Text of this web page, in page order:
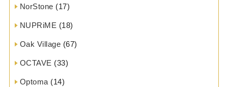
NorStone (17)
NUPRiME (18)
Oak Village (67)
OCTAVE (33)
Optoma (14)